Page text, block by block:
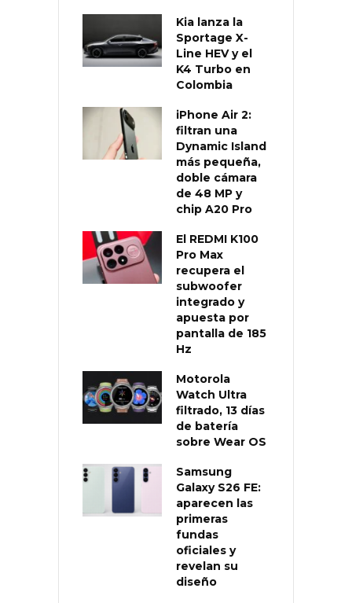
Kia lanza la
Sportage X-
Line HEV y el
K4 Turbo en
Colombia
iPhone Air 2:
filtran una
Dynamic Island
más pequeña,
doble cámara
de 48 MP y
chip A20 Pro
El REDMI K100
Pro Max
recupera el
subwoofer
integrado y
apuesta por
pantalla de 185
Hz
Motorola
Watch Ultra
filtrado, 13 días
de batería
sobre Wear OS
Samsung
Galaxy S26 FE:
aparecen las
primeras
fundas
oficiales y
revelan su
diseño